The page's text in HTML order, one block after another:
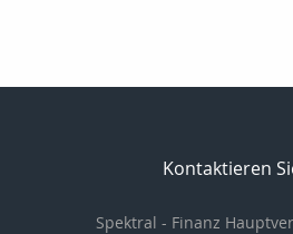
Kontaktieren
Spektral - Finanz